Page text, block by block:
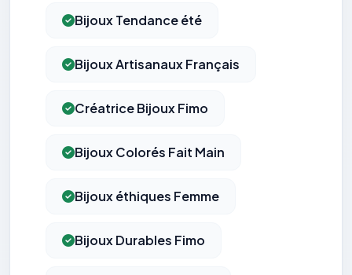
Bijoux Tendance été
Bijoux Artisanaux Français
Créatrice Bijoux Fimo
Bijoux Colorés Fait Main
Bijoux éthiques Femme
Bijoux Durables Fimo